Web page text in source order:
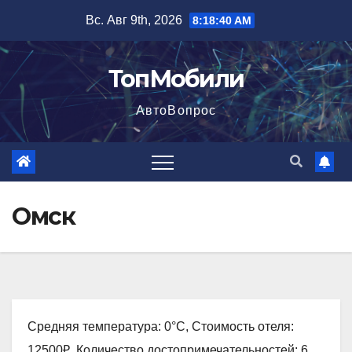
содержимому
Вс. Авг 9th, 2026 8:18:41 AM
ТопМобили
АвтоВопрос
Омск
Средняя температура: 0°C, Стоимость отеля: